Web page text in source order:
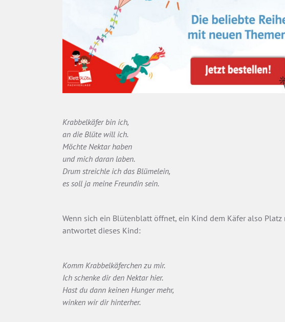
Krabbelkäfer bin ich,
an die Blüte will ich.
Möchte Nektar haben
und mich daran laben.
Drum streichle ich das Blümelein,
es soll ja meine Freundin sein.
Wenn sich ein Blütenblatt öffnet, ein Kind dem Käfer also
antwortet dieses Kind:
Komm Krabbelkäferchen zu mir.
Ich schenke dir den Nektar hier.
Hast du dann keinen Hunger mehr,
winken wir dir hinterher.